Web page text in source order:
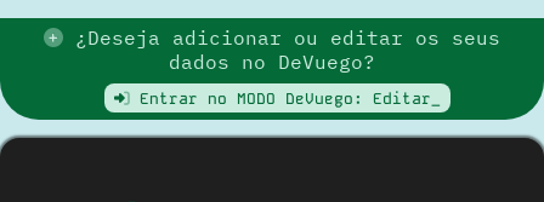
¿Deseja adicionar ou editar os seus
dados no DeVuego?
Entrar no MODO DeVuego: Editar_